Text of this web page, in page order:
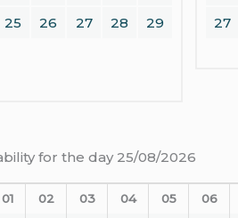
25 26 27 28
29
27
for the day 25/08/2026
01 02 03 04 05 06